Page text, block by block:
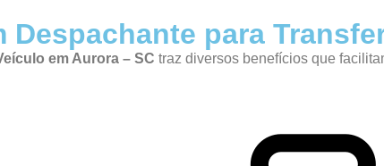
para
em Aurora – SC traz diversos benefícios que